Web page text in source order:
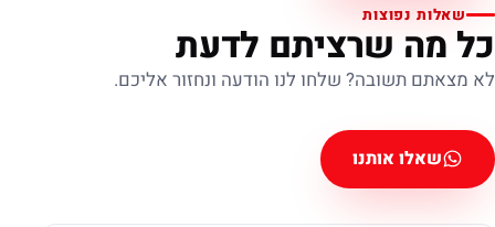
שאלות נפוצות
כל מה שרציתם לדעת
לא מצאתם תשובה? שלחו לנו הודעה ונחזור אליכם.
שאלו אותנו